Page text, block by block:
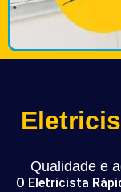
Qualidade e
O Eletricista